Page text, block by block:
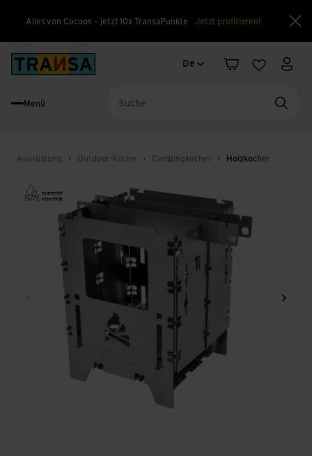
Alles von Cocoon – jetzt 10x TransaPunkte Jetzt profitieren!
Sprachwechsel
De
Warenkorb
Merkliste
Menü
Ausrüstung Outdoor-Küche Campingkocher Holzkocher